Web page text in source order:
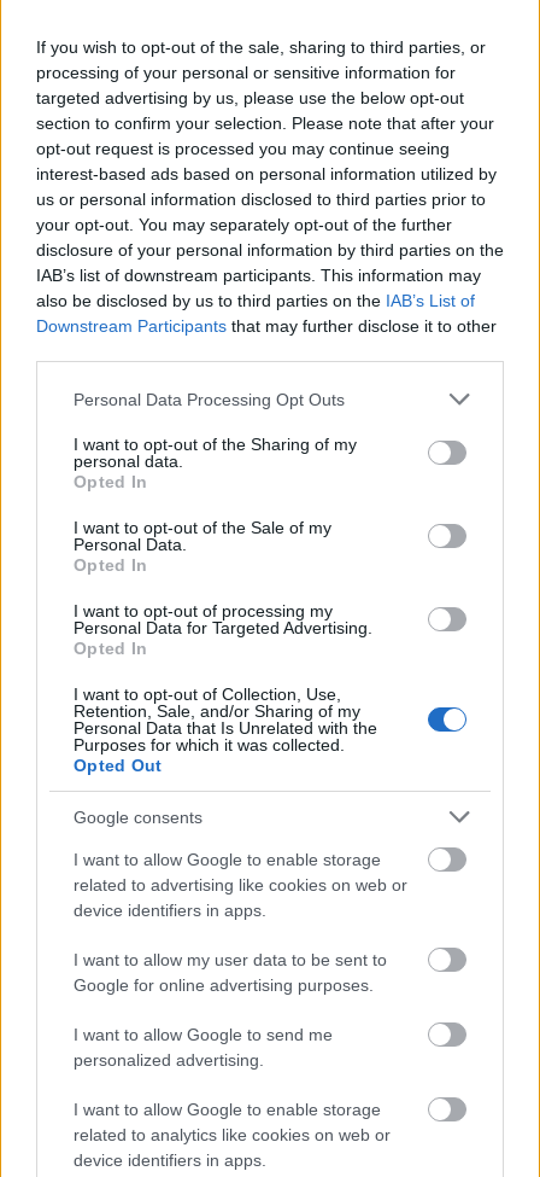
If you wish to opt-out of the sale, sharing to third parties, or
processing of your personal or sensitive information for
targeted advertising by us, please use the below opt-out
section to confirm your selection. Please note that after your
opt-out request is processed you may continue seeing
interest-based ads based on personal information utilized by
us or personal information disclosed to third parties prior to
your opt-out. You may separately opt-out of the further
disclosure of your personal information by third parties on the
IAB’s list of downstream participants. This information may
also be disclosed by us to third parties on the IAB’s List of
Downstream Participants that may further disclose it to other
Please note that this website/app uses one or more Google
not limited to your visit or usage behaviour. You may click to
grant or deny consent to Google and its third-party tags to
use your data for below specified purposes in below Google
consent section.
Personal Data Processing Opt Outs
I want to opt-out of the Sharing of my
personal data.
Opted In
I want to opt-out of the Sale of my
Personal Data.
Opted In
I want to opt-out of processing my
Personal Data for Targeted Advertising.
Opted In
I want to opt-out of Collection, Use,
Retention, Sale, and/or Sharing of my
Personal Data that Is Unrelated with the
Purposes for which it was collected.
Opted Out
Google consents
I want to allow Google to enable storage
related to advertising like cookies on web or
device identifiers in apps.
I want to allow my user data to be sent to
Google for online advertising purposes.
I want to allow Google to send me
personalized advertising.
I want to allow Google to enable storage
related to analytics like cookies on web or
device identifiers in apps.
Király József Faplasztikája (Forrás:
artportal.hu)
belsőépítészeti
munkái vagy a
Budapest
Kongresszusi
Központ Pátria
termének
belsőépítészete,Életfacímű faplasztikája.
Bútortervezőként a modern tömeggyártás
számára tervezett, ő alkotta meg a Tér '75
garnitúrát vagy a Garzon-szekrénysort.
1957-ben Munkácsy Mihály-díjjal, 1969-ben
Ybl Miklós-díjjal, 1984-ben érdemes, 1990-
ben kiváló művész címmel tüntették ki. 1996-
ban a magyar belsőépítészet terén végzett
iskolateremtő munkásságáért, közterületi
alkotásaiért, életművéért Kossuth-díjat, 2009-
ben életműdíjat kapott.
Az alkotót szerdán éjjel, Budapesten érte a
halál - közölte a család pénteken az MTI-vel.
Forrás:MTI
AZ EMBERSÉG ÜNNEPE